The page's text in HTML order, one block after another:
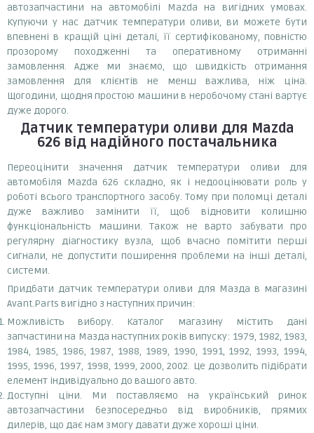
автозапчастини на автомобілі Mazda на вигідних умовах.
Купуючи у нас датчик температури оливи, ви можете бути
впевнені в кращій ціні деталі, її сертифікованому, повністю
прозорому походженні та оперативному отриманні
замовлення. Адже ми знаємо, що швидкість отримання
замовлення для клієнтів не менш важлива, ніж ціна.
Щогодини, щодня простою машини в неробочому стані вартує
дуже дорого.
Датчик температури оливи для Mazda
626від надійного постачальника
Переоцінити значення датчик температури оливи для
автомобіля Mazda 626 складно, як і недооцінювати роль у
роботі всього транспортного засобу. Тому при поломці деталі
дуже важливо замінити її, щоб відновити колишню
функціональність машини. Також не варто забувати про
регулярну діагностику вузла, щоб вчасно помітити перші
сигнали, не допустити поширення проблеми на інші деталі,
системи.
Придбати датчик температури оливи для Мазда в магазині
Avant.Parts вигідно з наступних причин:
Можливість вибору. Каталог магазину містить дані
запчастини на Мазда наступних років випуску: 1979, 1982, 1983,
1984, 1985, 1986, 1987, 1988, 1989, 1990, 1991, 1992, 1993, 1994,
1995, 1996, 1997, 1998, 1999, 2000, 2002. Це дозволить підібрати
елемент індивідуально до вашого авто.
Доступні ціни. Ми поставляємо на український ринок
автозапчастини безпосередньо від виробників, прямих
дилерів, що дає нам змогу давати дуже хороші ціни.